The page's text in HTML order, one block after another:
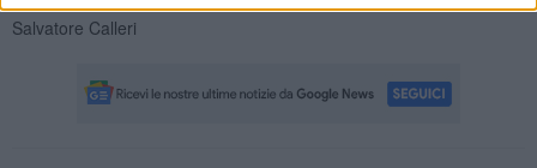
Salvatore Calleri